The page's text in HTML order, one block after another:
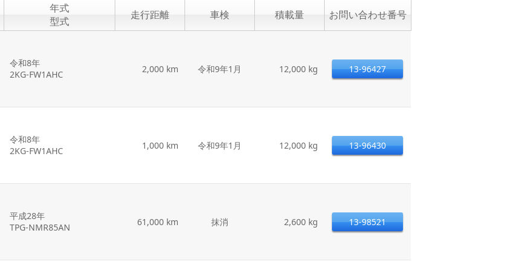
年式
型式
走行距離 車検 積載量 お問い合わせ番号
令和8年
2KG-FW1AHC
2,000 km 令和9年1月 12,000 kg 13-96427
令和8年
2KG-FW1AHC
1,000 km 令和9年1月 12,000 kg 13-96430
平成28年
TPG-NMR85AN
61,000 km 抹消 2,600 kg 13-98521